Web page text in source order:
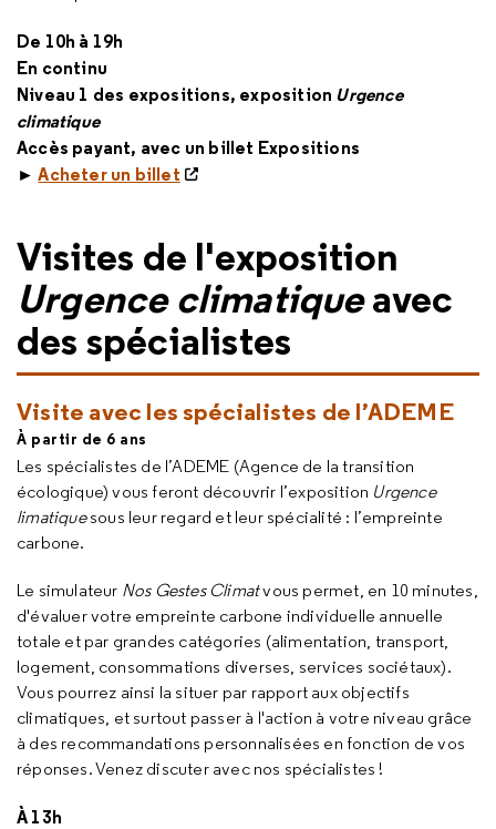
De 10h à 19h
En continu
Niveau 1 des expositions, exposition Urgence
climatique
Accès payant, avec un billet Expositions
►Acheter un billet
Visites de l'exposition
Urgence climatiqueavec
des spécialistes
Visite avec les spécialistes de l’ADEME
À partir de 6 ans
Les spécialistes de l’ADEME (Agence de la transition
écologique) vous feront découvrir l’exposition Urgence
limatiquesous leur regard et leur spécialité : l’empreinte
carbone.
Le simulateur Nos Gestes Climatvous permet, en 10 minutes,
d'évaluer votre empreinte carbone individuelle annuelle
totale et par grandes catégories (alimentation, transport,
logement, consommations diverses, services sociétaux).
Vous pourrez ainsi la situer par rapport aux objectifs
climatiques, et surtout passer à l'action à votre niveau grâce
à des recommandations personnalisées en fonction de vos
réponses. Venez discuter avec nos spécialistes !
À 13h